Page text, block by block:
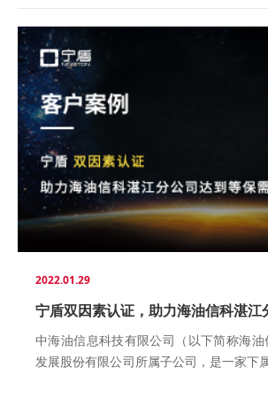
2022.01.29
宁盾双因素认证，助力海油信科湛江
求
中海油信息科技有限公司（以下简称海
发展股份有限公司所属子公司，是一家下
近千人的专业化信息服务企业。公司经过
成了覆盖中国海域的卫星通讯网、短波